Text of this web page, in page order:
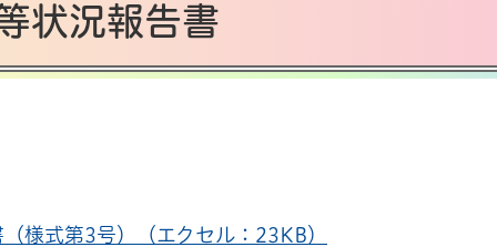
状況報告書
様式第3号）（エクセル：23KB）